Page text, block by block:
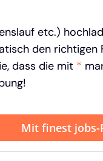
etc.)
den richtigen
dass die mit *
Mit finest